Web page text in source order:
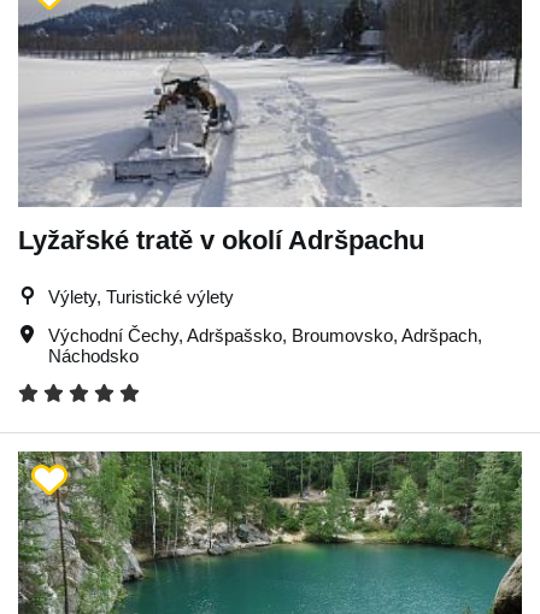
Lyžařské tratě v okolí Adršpachu
Výlety, Turistické výlety
Východní Čechy, Adršpašsko, Broumovsko, Adršpach,
Náchodsko